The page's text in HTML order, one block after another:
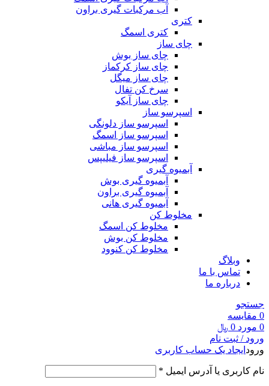
آب مرکبات گیری براون
کتری
کتری اسمگ
چای ساز
چای ساز بوش
چای ساز کرکماز
چای ساز میگل
سرخ کن تفال
چای ساز آیکو
اسپرسو ساز
اسپرسو ساز دلونگی
اسپرسو ساز اسمگ
اسپرسو ساز مباشی
اسپرسو ساز فیلیپس
آبمیوه گیری
آبمیوه گیری بوش
آبمیوه گیری براون
آبمیوه گیری هانی
مخلوط کن
مخلوط کن اسمگ
مخلوط کن بوش
مخلوط کن کنوود
وبلاگ
تماس با ما
درباره ما
جستجو
0 مقايسه
0 مورد 0 ﷼
ورود / ثبت نام
ورود ایجاد یک حساب کاربری
نام کاربری یا آدرس ایمیل *